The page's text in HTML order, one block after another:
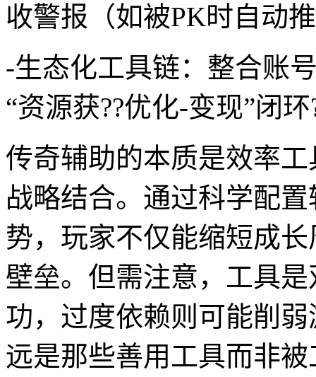
收警报（如被PK时自动
-生态化工具链：整合账
“资源获??优化-变现”闭环
传奇辅助的本质是效率
战略结合。通过科学配
势，玩家不仅能缩短成
壁垒。但需注意，工具
功，过度依赖则可能削
远是那些善用工具而非被